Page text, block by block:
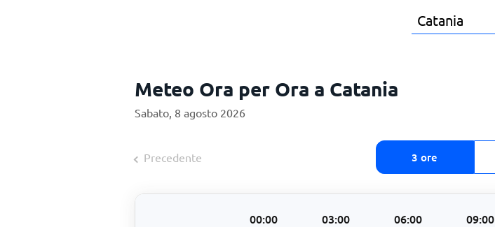
Meteo Ora per Ora a Catania
Sabato, 8 agosto 2026
Precedente 3 ore
00:00 03:00 06:00 09:00